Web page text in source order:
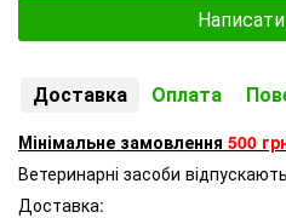
Написати
Доставка Оплата
Мінімальне замовлення 500
Ветеринарні засоби
Доставка: